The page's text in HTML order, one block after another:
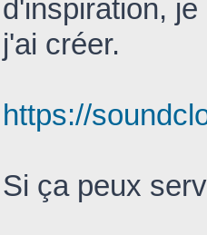
d'inspiration,
j'ai créer.
https://
Si ça peux